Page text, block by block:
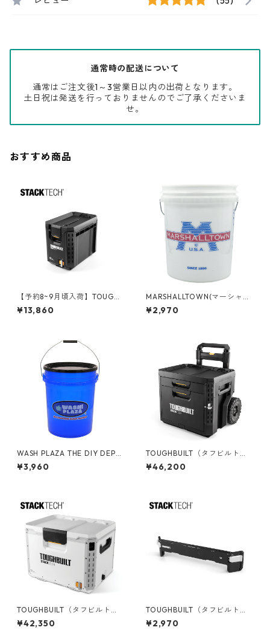
通常時の配送について
通常はご注文後1～3営業日以内の出荷となります。
土日祝は発送を行っておりませんのでご了承くださいま
せ。
おすすめ商品
【予約8~9月頃入荷】TOUGHB
UILT（タフビルト）STACK TE
CH(スタックテック) ツールボ
¥13,860
MARSHALLTOWN(マーシャル
タウン) 5ガロンバケツ MT-5G
B
¥2,970
WASH PLAZA THE DIY DEPO
T 5gal バケット フタ付き 05
GLTDD-WASH
¥3,960
TOUGHBUILT（タフビルト）S
TACK TECH(スタックテック)
ウィール2ドロワーボックス T
¥46,200
TOUGHBUILT（タフビルト）S
TACK TECH(スタックテック)
ハードクーラー38qt TB-B1-C
¥42,350
TOUGHBUILT（タフビルト）S
TACK TECH(スタックテック)
サイドバー TB-B1-A-30
¥2,970